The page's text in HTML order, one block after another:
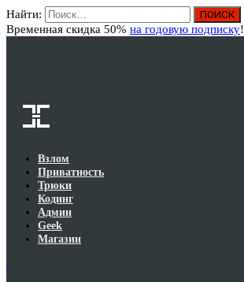
Найти:
Временная скидка 50% на годовую подписку!
Взлом
Приватность
Трюки
Кодинг
Админ
Geek
Магазин